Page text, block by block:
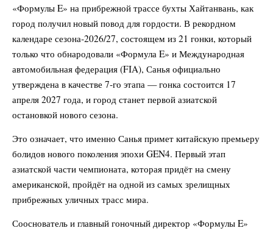
«Формулы E» на прибрежной трассе бухты Хайтанвань, как
город получил новый повод для гордости. В рекордном
календаре сезона‑2026/27, состоящем из 21 гонки, который
только что обнародовали «Формула E» и Международная
автомобильная федерация (FIA), Санья официально
утверждена в качестве 7‑го этапа — гонка состоится 17
апреля 2027 года, и город станет первой азиатской
остановкой нового сезона.
Это означает, что именно Санья примет китайскую премьеру
болидов нового поколения эпохи GEN4. Первый этап
азиатской части чемпионата, которая придёт на смену
американской, пройдёт на одной из самых зрелищных
прибрежных уличных трасс мира.
Сооснователь и главный гоночный директор «Формулы E»